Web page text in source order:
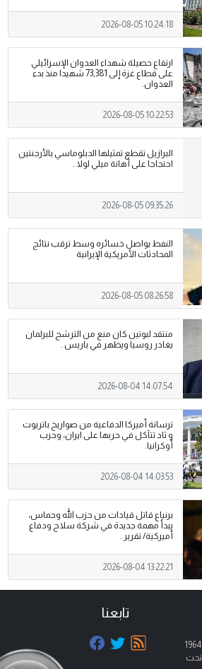
2026-08-05 10:24:18
ارتفاع حصيلة شهداء العدوان الإسرائيلي
على قطاع غزة إلى 73,381 شهيدا منذ بدء
العدوان.
2026-08-05 10:22:53
البرازيل تقطع تمثيلها الدبلوماسي بالأرجنتين
احتجاجا على أهانة ميلي لولا .
2026-08-05 09:35:26
النفط يواصل خسائره وسط ترقب نتائج
المحادثات الأمريكية الإيرانية
2026-08-05 08:26:58
منتقد لبوتين كان منع من الترشح للبرلمان
يغادر روسيا ويظهر في باريس .
2026-08-04 14:07:54
ترسانة أميركا الدفاعية من صواريخ باتريوت
و ثاد تتآكل في حربها على ايران، وحرب
أوكرانيا.
2026-08-04 14:03:53
برنياع قاتل قيادات من حزب الله وحماس،
يبدأ مهمة جديدة في شركة سلاح ودفاع
أميركية/ تقرير .
2026-08-04 13:22:21
بموجب القرار رقم 17 لسنة 1964
تحت
تابعنا